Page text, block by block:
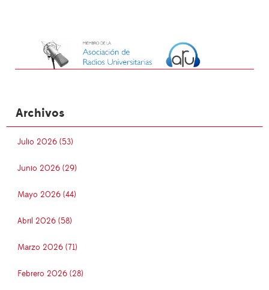
Archivos
Julio 2026 (53)
Junio 2026 (29)
Mayo 2026 (44)
Abril 2026 (58)
Marzo 2026 (71)
Febrero 2026 (28)